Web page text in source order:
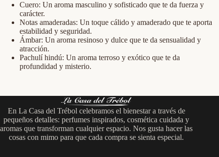
Cuero: Un aroma masculino y sofisticado que te da fuerza y
carácter.
Notas amaderadas: Un toque cálido y amaderado que te aporta
estabilidad y seguridad.
Ámbar: Un aroma resinoso y dulce que te da sensualidad y
atracción.
Pachulí hindú: Un aroma terroso y exótico que te da
profundidad y misterio.
En La Casa del Trébol celebramos el bienestar a través de
pequeños detalles: perfumes inspirados, cosmética cuidada y
aromas que transforman cualquier espacio. Nos gusta hacer las
cosas con mimo para que cada compra se sienta especial.